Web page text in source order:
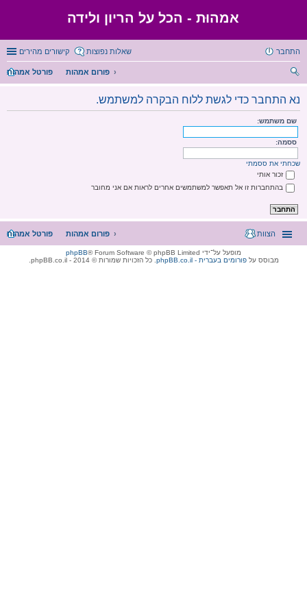
אמהוּת - הכל על הריון ולידה
קישורים מהירים שאלות נפוצות התחבר
פורטל אמהות
פורום אמהות
ש
נא התחבר כדי לגשת ללוח הבקרה למשתמש.
שם משתמש:
ססמה:
שכחתי את ססמתי
זכור אותי
בהתחברות זו אל תאפשר למשתמשים אחרים לראות אם אני מחובר
פורטל אמהות פורום אמהות הצוות
מופעל על־ידי phpBB® Forum Software © phpBB Limited
מבוסס עלphpBB.co.il - פורומים בעברית . כל הזכויות שמורות © 2014 - phpBB.co.il.